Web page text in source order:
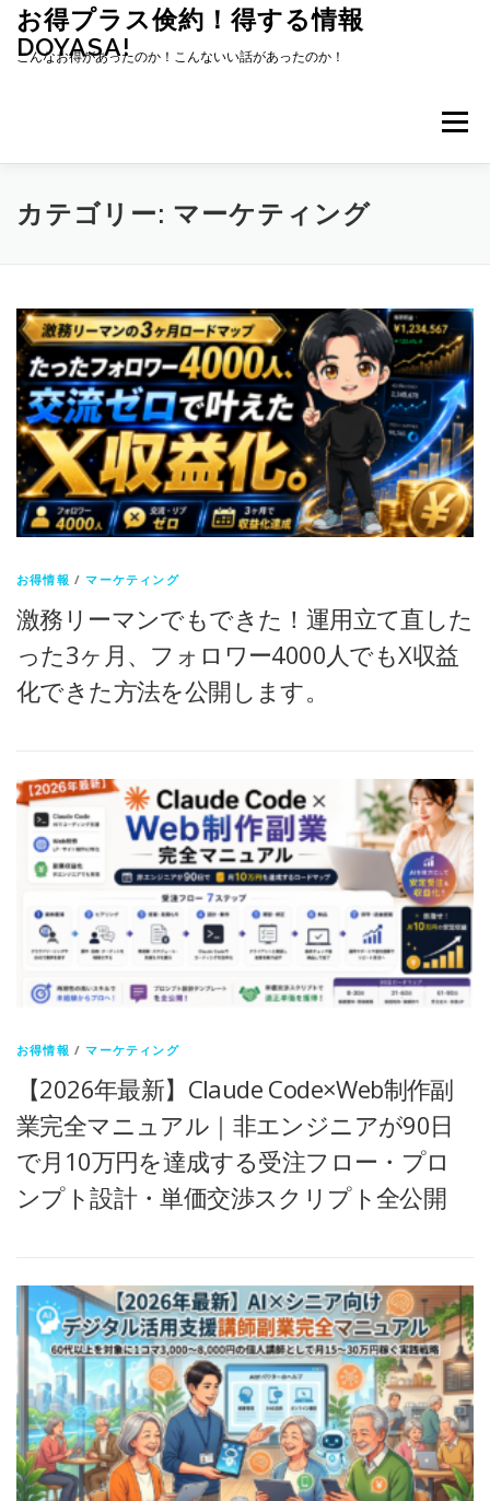
キ
お得プラス倹約！得する情報
DOYASA!
こんなお得があったのか！こんないい話があったのか！
メニュー
カテゴリー: マーケティング
お得情報 /マーケティング
激務リーマンでもできた！運用立て直した
った3ヶ月、フォロワー4000人でもX収益
化できた方法を公開します。
お得情報 /マーケティング
【2026年最新】Claude Code×Web制作副
業完全マニュアル｜非エンジニアが90日
で月10万円を達成する受注フロー・プロ
ンプト設計・単価交渉スクリプト全公開